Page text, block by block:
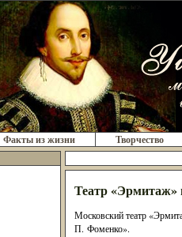
Факты из жизни Творчество
Театр «Эрмитаж»
Московский театр
П. Фоменко».